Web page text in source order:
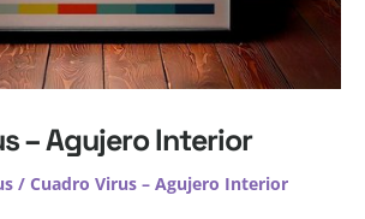
– Agujero Interior
/ Cuadro Virus – Agujero Interior